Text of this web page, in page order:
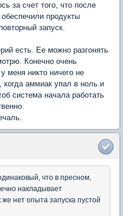
за счет того, что после
продукты
запуск.
есть. Ее можно разгонять
Конечно очень
меня никто ничего не
когда аммиак упал в ноль и
система начала работать
что в пресном,
накладывает
нет опыта запуска пустой